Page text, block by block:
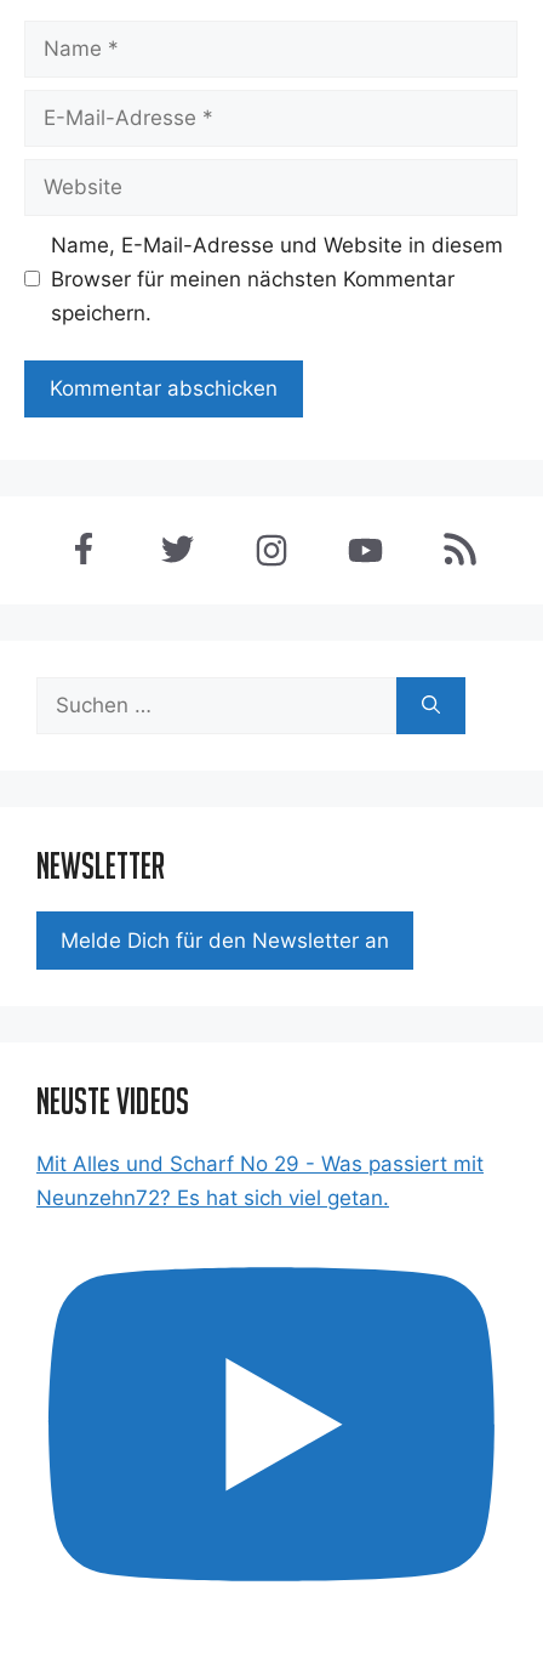
Name
Adresse
Website
Name, E-Mail-Adresse und Website in diesem
Browser für meinen nächsten Kommentar
speichern.
Suchen
Newsletter
Mel­de Dich für den News­let­ter an
Neuste Videos
Mit Alles und Scharf No 29 - Was passiert mit
Neunzehn72? Es hat sich viel getan.